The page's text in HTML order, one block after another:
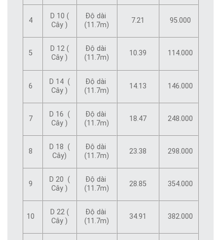
4
D 10 (
Cây )
Độ dài
(11.7m)
7.21 95.000
5
D 12 (
Cây )
Độ dài
(11.7m)
10.39 114.000
6
D 14 (
Cây )
Độ dài
(11.7m)
14.13 146.000
7
D 16 (
Cây )
Độ dài
(11.7m)
18.47 248.000
8
D 18 (
Cây)
Độ dài
(11.7m)
23.38 298.000
9
D 20 (
Cây )
Độ dài
(11.7m)
28.85 354.000
10
D 22 (
Cây )
Độ dài
(11.7m)
34.91 382.000